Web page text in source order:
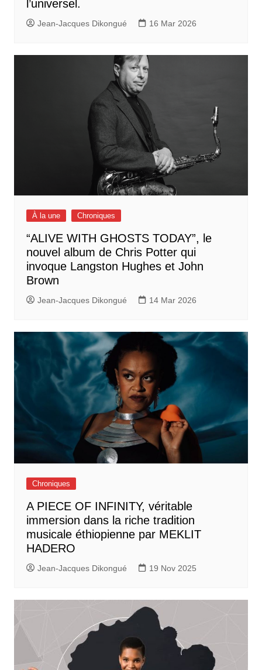
l’universel.
Jean-Jacques Dikongué 16 Mar 2026
À la une Chroniques
“ALIVE WITH GHOSTS TODAY”, le
nouvel album de Chris Potter qui
invoque Langston Hughes et John
Brown
Jean-Jacques Dikongué 14 Mar 2026
Chroniques
A PIECE OF INFINITY, véritable
immersion dans la riche tradition
musicale éthiopienne par MEKLIT
HADERO
Jean-Jacques Dikongué 19 Nov 2025